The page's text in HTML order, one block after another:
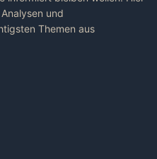
und
Themen aus